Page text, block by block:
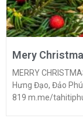
Mery
MERRY
Hưng Đạo, Đảo
819 m.me/